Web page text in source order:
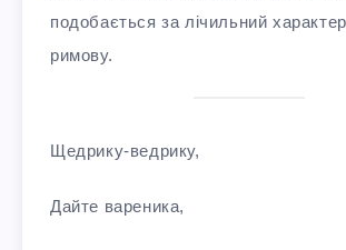
подобається за лічильний
римову.
Щедрику-ведрику,
Дайте вареника,